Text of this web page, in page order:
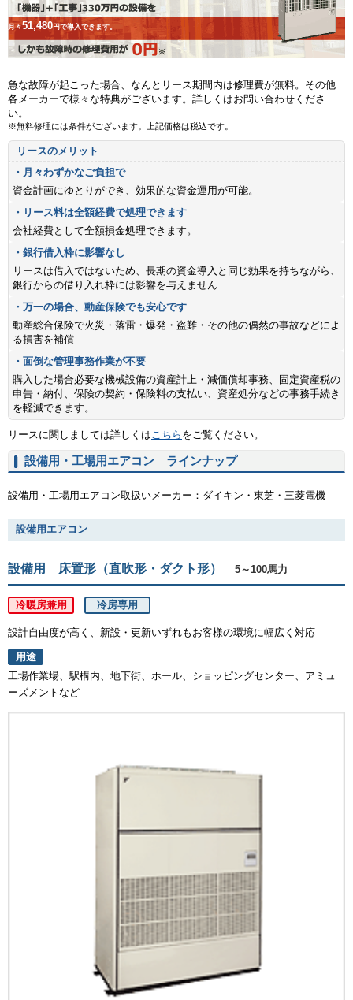
月々51,480 円で導入できます。
急な故障が起こった場合、なんとリース期間内は修理費が無料。その他
各メーカーで様々な特典がございます。詳しくはお問い合わせくださ
い。
※無料修理には条件がございます。上記価格は税込です。
リースのメリット
・月々わずかなご負担で
資金計画にゆとりができ、効果的な資金運用が可能。
・リース料は全額経費で処理できます
会社経費として全額損金処理できます。
・銀行借入枠に影響なし
リースは借入ではないため、長期の資金導入と同じ効果を持ちながら、
銀行からの借り入れ枠には影響を与えません
・万一の場合、動産保険でも安心です
動産総合保険で火災・落雷・爆発・盗難・その他の偶然の事故などによ
る損害を補償
・面倒な管理事務作業が不要
購入した場合必要な機械設備の資産計上・減価償却事務、固定資産税の
申告・納付、保険の契約・保険料の支払い、資産処分などの事務手続き
を軽減できます。
リースに関しましては詳しくはこちら をご覧ください。
設備用・工場用エアコン ラインナップ
設備用・工場用エアコン取扱いメーカー：ダイキン・東芝・三菱電機
設備用エアコン
設備用 床置形（直吹形・ダクト形） 5～100馬力
冷暖房兼用 冷房専用
設計自由度が高く、新設・更新いずれもお客様の環境に幅広く対応
用途
工場作業場、駅構内、地下街、ホール、ショッピングセンター、アミュ
ーズメントなど